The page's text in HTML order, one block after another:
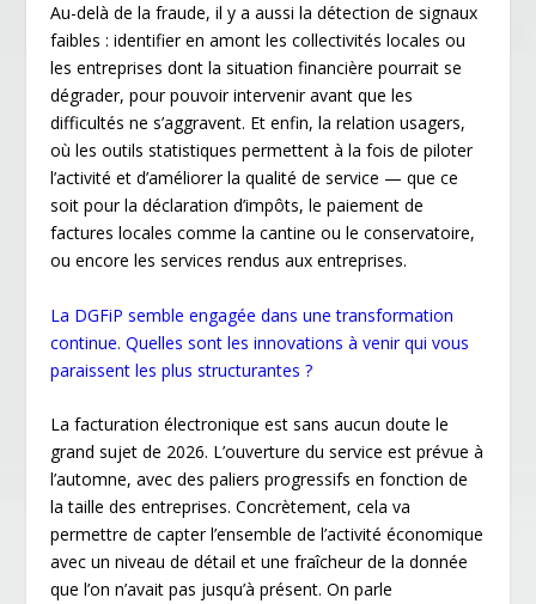
Au-delà de la fraude, il y a aussi la détection de signaux
faibles : identifier en amont les collectivités locales ou
les entreprises dont la situation financière pourrait se
dégrader, pour pouvoir intervenir avant que les
difficultés ne s’aggravent. Et enfin, la relation usagers,
où les outils statistiques permettent à la fois de piloter
l’activité et d’améliorer la qualité de service — que ce
soit pour la déclaration d’impôts, le paiement de
factures locales comme la cantine ou le conservatoire,
ou encore les services rendus aux entreprises.
La DGFiP semble engagée dans une transformation
continue. Quelles sont les innovations à venir qui vous
paraissent les plus structurantes ?
La facturation électronique est sans aucun doute le
grand sujet de 2026. L’ouverture du service est prévue à
l’automne, avec des paliers progressifs en fonction de
la taille des entreprises. Concrètement, cela va
permettre de capter l’ensemble de l’activité économique
avec un niveau de détail et une fraîcheur de la donnée
que l’on n’avait pas jusqu’à présent. On parle